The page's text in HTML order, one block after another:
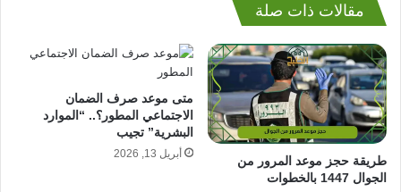
مقالات ذات صلة
طريقة حجز موعد المرور من
الجوال 1447 بالخطوات
متى موعد صرف الضمان
الاجتماعي المطور؟.. “الموارد
البشرية” تجيب
أبريل 13, 2026